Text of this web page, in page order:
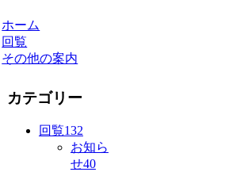
ホーム
回覧
その他の案内
カテゴリー
回覧132
お知ら
せ40